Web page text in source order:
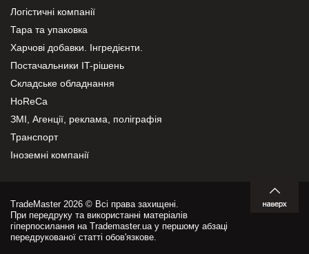
Логістичні компанії
Тара та упаковка
Харчові добавки. Інгредієнти.
Постачальники IT-рішень
Складське обладнання
HoReCa
ЗМІ, Агенції, реклама, поліграфія
Транспорт
Іноземні компанії
TradeMaster 2026 © Всі права захищені.
При передруку та використанні матеріалів
гіперпосилання на Trademaster.ua у першому абзаці
передрукованої статті обов'язкове.